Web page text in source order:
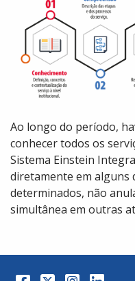
Ao longo do período,
conhecer todos os
Sistema Einstein
diretamente em alguns
determinados, não
simultânea em outras